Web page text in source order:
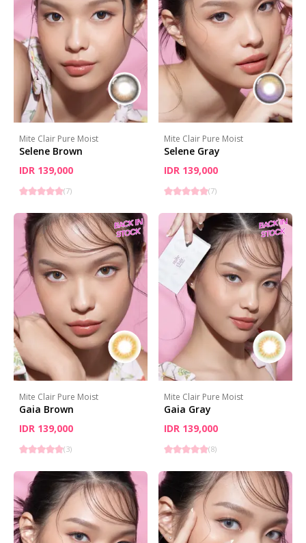
Mite Clair Pure Moist
Selene Brown
IDR 139,000
(7)
Mite Clair Pure Moist
Selene Gray
IDR 139,000
(7)
Mite Clair Pure Moist
Gaia Brown
IDR 139,000
(3)
Mite Clair Pure Moist
Gaia Gray
IDR 139,000
(8)